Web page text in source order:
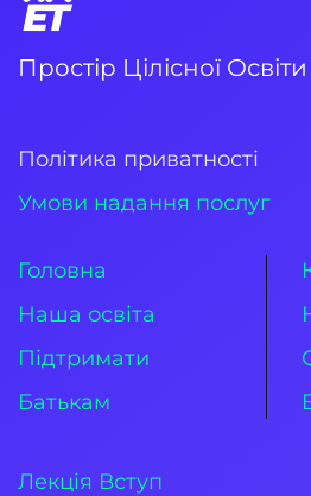
Простір Цілісної Освіти
Політика приватності
Умови надання послуг
Головна
Наша освіта
Підтримати
Батькам
Лекція Вступ